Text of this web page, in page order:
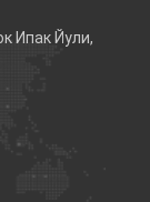
Ипак Йули,